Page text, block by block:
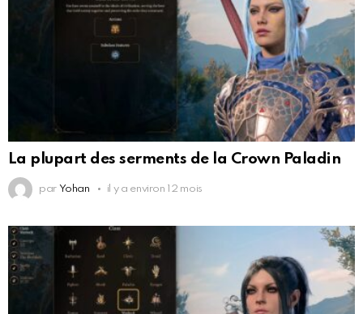
La plupart des serments de la Crown Paladin
par Yohan il y a environ 12 mois